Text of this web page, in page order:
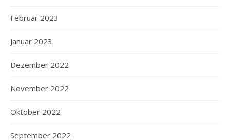
Februar 2023
Januar 2023
Dezember 2022
November 2022
Oktober 2022
September 2022